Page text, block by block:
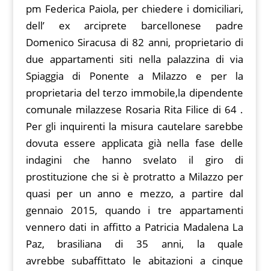
pm Federica Paiola, per chiedere i domiciliari,
dell’ ex arciprete barcellonese padre
Domenico Siracusa di 82 anni, proprietario di
due appartamenti siti nella palazzina di via
Spiaggia di Ponente a Milazzo e per la
proprietaria del terzo immobile,la dipendente
comunale milazzese Rosaria Rita Filice di 64 .
Per gli inquirenti la misura cautelare sarebbe
dovuta essere applicata già nella fase delle
indagini che hanno svelato il giro di
prostituzione che si è protratto a Milazzo per
quasi per un anno e mezzo, a partire dal
gennaio 2015, quando i tre appartamenti
vennero dati in affitto a Patricia Madalena La
Paz, brasiliana di 35 anni, la quale
avrebbe subaffittato le abitazioni a cinque